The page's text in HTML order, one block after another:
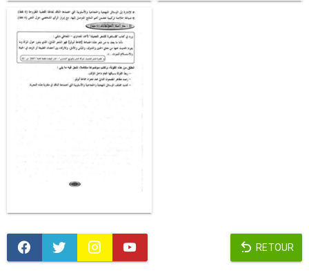
RETOUR